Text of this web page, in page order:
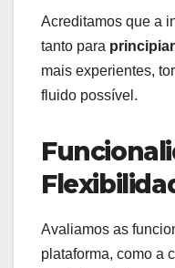
Acreditamos que a
tanto para
mais experientes,
fluido possível.
Avaliamos as
plataforma, como a